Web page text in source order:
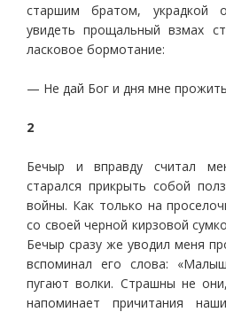
старшим братом, украдкой
увидеть прощальный взмах
ласковое бормотание:
— Не дай Бог и дня мне
2
Бечыр и вправду считал
старался прикрыть собой
войны. Как только на
со своей черной кирзовой
Бечыр сразу же уводил меня
вспоминал его слова:
пугают волки. Страшны не
напоминает причитания